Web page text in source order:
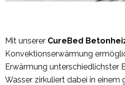
Mit unserer CureBed
Konvektionserwärmung
Erwärmung unterschiedlichster
Wasser zirkuliert dabei in einem